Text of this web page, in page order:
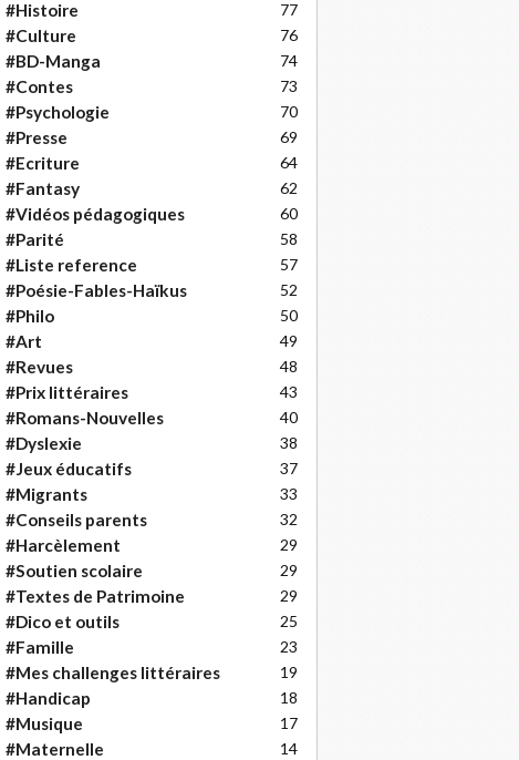
#Histoire 77
#Culture 76
#BD-Manga 74
#Contes 73
#Psychologie 70
#Presse 69
#Ecriture 64
#Fantasy 62
#Vidéos pédagogiques 60
#Parité 58
#Liste reference 57
#Poésie-Fables-Haïkus 52
#Philo 50
#Art 49
#Revues 48
#Prix littéraires 43
#Romans-Nouvelles 40
#Dyslexie 38
#Jeux éducatifs 37
#Migrants 33
#Conseils parents 32
#Harcèlement 29
#Soutien scolaire 29
#Textes de Patrimoine 29
#Dico et outils 25
#Famille 23
#Mes challenges littéraires 19
#Handicap 18
#Musique 17
#Maternelle 14